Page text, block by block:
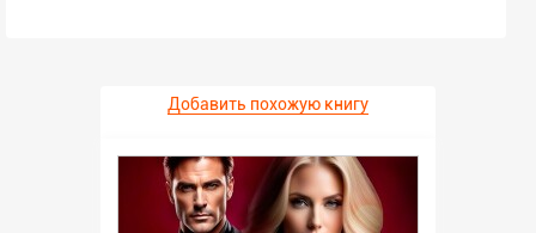
Добавить похожую книгу